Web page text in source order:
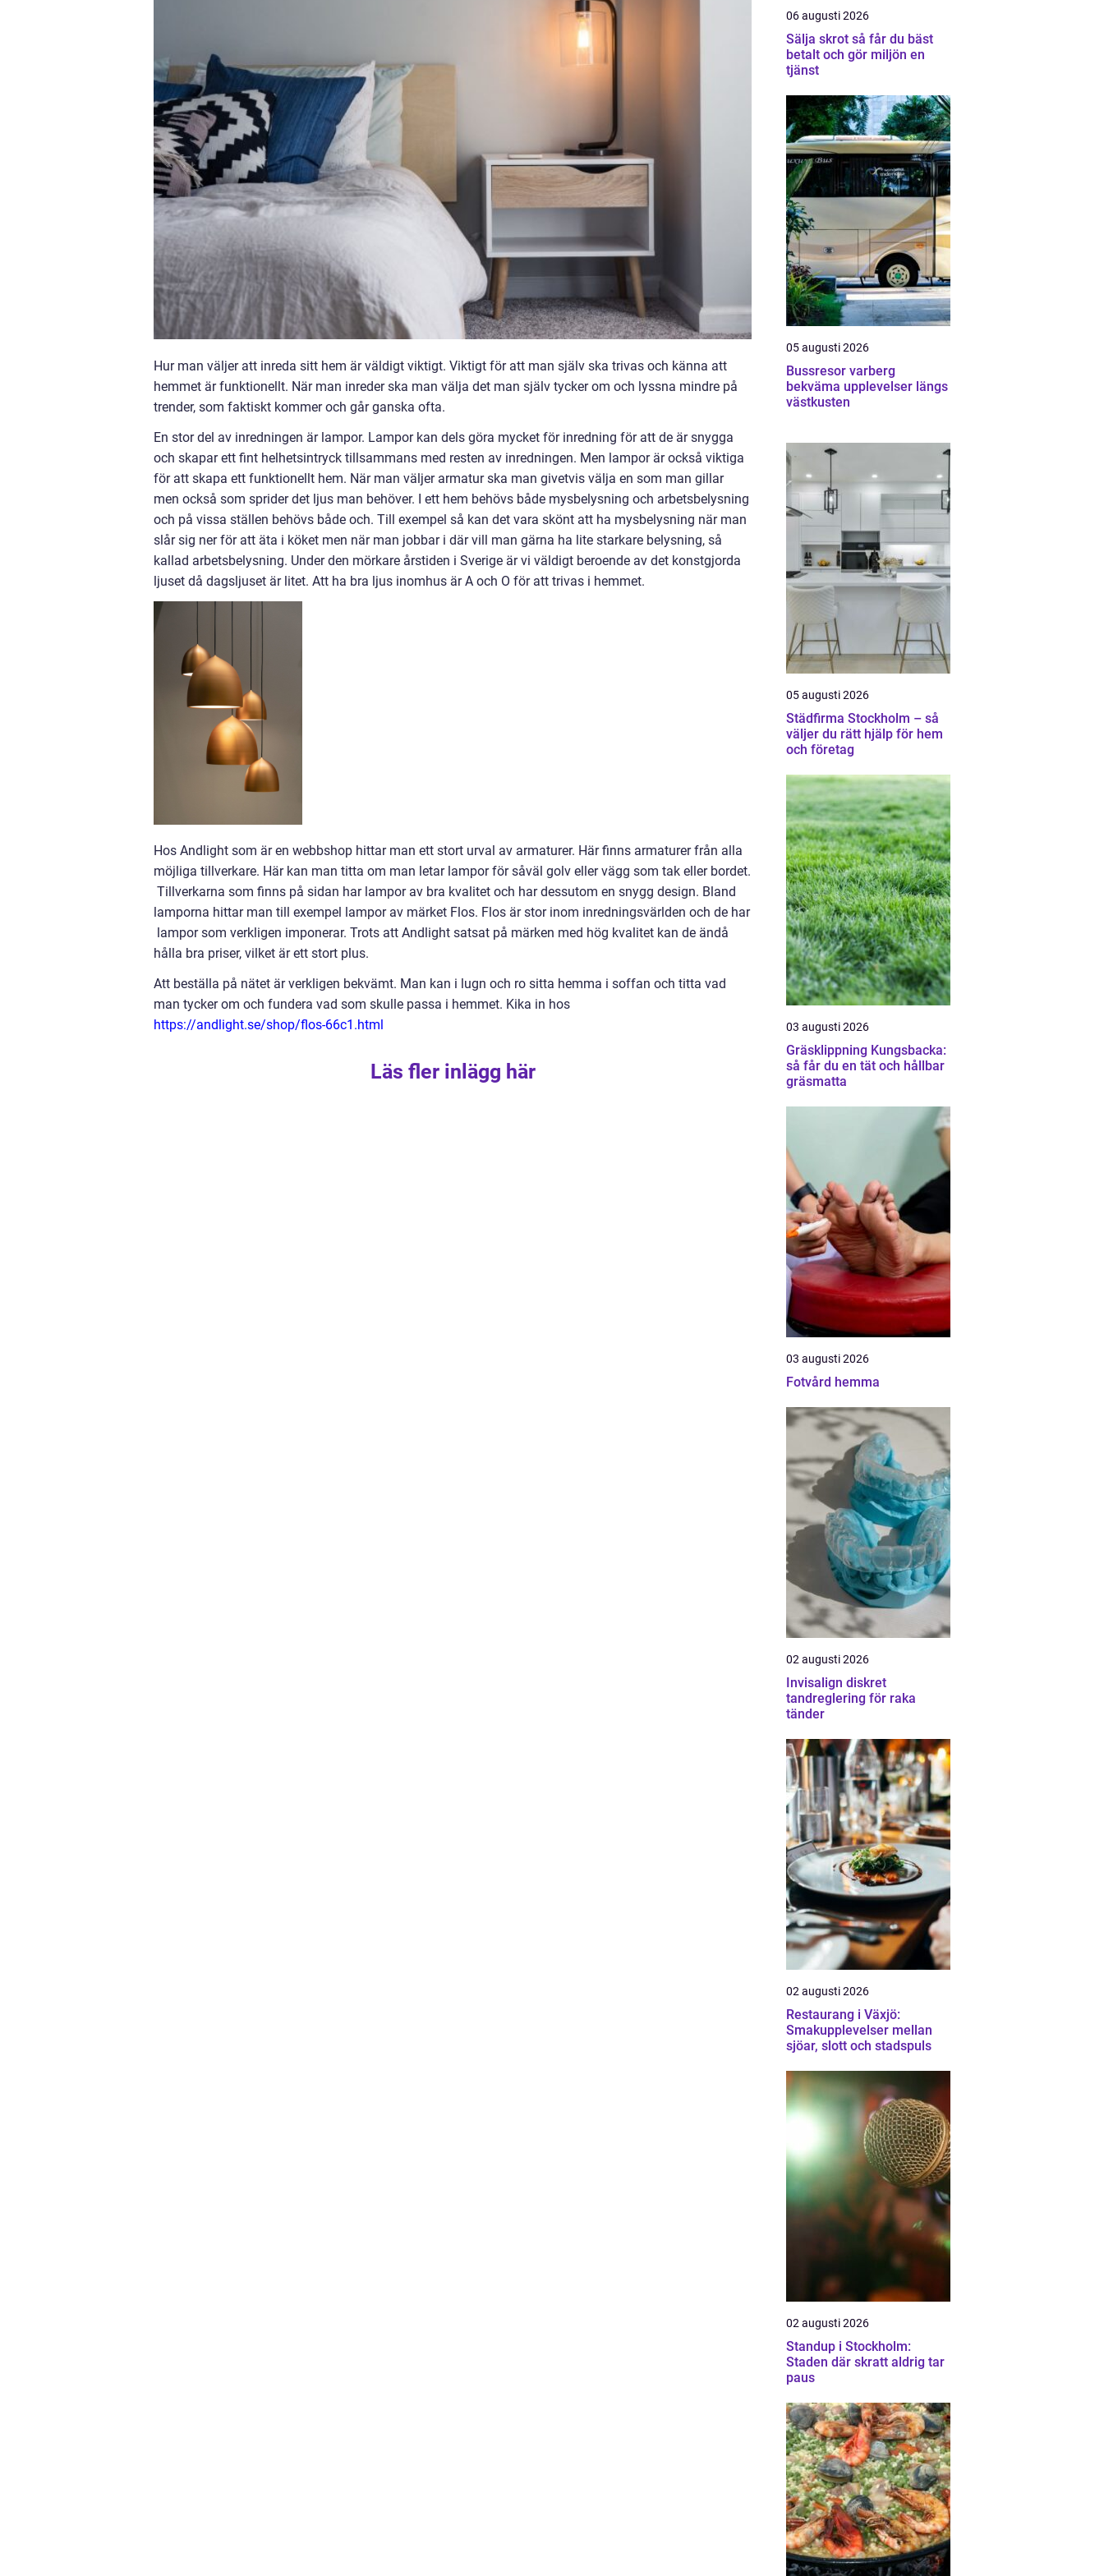
Hur man väljer att inreda sitt hem är väldigt viktigt. Viktigt för att man själv ska trivas och känna att
hemmet är funktionellt. När man inreder ska man välja det man själv tycker om och lyssna mindre på
trender, som faktiskt kommer och går ganska ofta.
En stor del av inredningen är lampor. Lampor kan dels göra mycket för inredning för att de är snygga
och skapar ett fint helhetsintryck tillsammans med resten av inredningen. Men lampor är också viktiga
för att skapa ett funktionellt hem. När man väljer armatur ska man givetvis välja en som man gillar
men också som sprider det ljus man behöver. I ett hem behövs både mysbelysning och arbetsbelysning
och på vissa ställen behövs både och. Till exempel så kan det vara skönt att ha mysbelysning när man
slår sig ner för att äta i köket men när man jobbar i där vill man gärna ha lite starkare belysning, så
kallad arbetsbelysning. Under den mörkare årstiden i Sverige är vi väldigt beroende av det konstgjorda
ljuset då dagsljuset är litet. Att ha bra ljus inomhus är A och O för att trivas i hemmet.
Hos Andlight som är en webbshop hittar man ett stort urval av armaturer. Här finns armaturer från alla
möjliga tillverkare. Här kan man titta om man letar lampor för såväl golv eller vägg som tak eller bordet.
Tillverkarna som finns på sidan har lampor av bra kvalitet och har dessutom en snygg design. Bland
lamporna hittar man till exempel lampor av märket Flos. Flos är stor inom inredningsvärlden och de har
lampor som verkligen imponerar. Trots att Andlight satsat på märken med hög kvalitet kan de ändå
hålla bra priser, vilket är ett stort plus.
Att beställa på nätet är verkligen bekvämt. Man kan i lugn och ro sitta hemma i soffan och titta vad
man tycker om och fundera vad som skulle passa i hemmet. Kika in hos
https://andlight.se/shop/flos-66c1.html
Läs fler inlägg här
06 augusti 2026
Sälja skrot så får du bäst
betalt och gör miljön en
tjänst
05 augusti 2026
Bussresor varberg
bekväma upplevelser längs
västkusten
05 augusti 2026
Städfirma Stockholm – så
väljer du rätt hjälp för hem
och företag
03 augusti 2026
Gräsklippning Kungsbacka:
så får du en tät och hållbar
gräsmatta
03 augusti 2026
Fotvård hemma
02 augusti 2026
Invisalign diskret
tandreglering för raka
tänder
02 augusti 2026
Restaurang i Växjö:
Smakupplevelser mellan
sjöar, slott och stadspuls
02 augusti 2026
Standup i Stockholm:
Staden där skratt aldrig tar
paus